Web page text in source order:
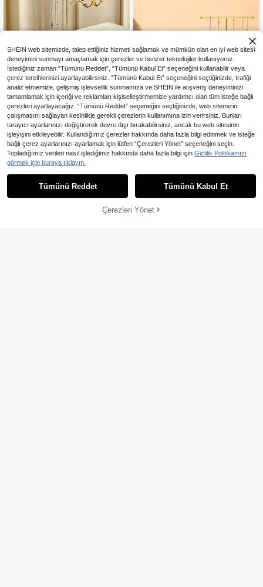
6,04TL tasarruf edin
1 Adet Minimalist Metal Takı Askısı,
Bilezik, Kolye, Saat ve Diğer Akses
uarları Sergilemek İçin Mükemmel.
Kadınlar ve Kızlar İçin Şık Bir Dekor
asyon Parçası ve Düşünceli Bir Hed
470 -1%
Minimalist Metal T-Şekilli Takı Stan
dı, Bilezik, Kolye, Yüzük, Saat ve Di
undur. Kolye Sergileme Standı/Takı
Sergileme Kutusu, Kadınlar ve Kızla
yonu, Düğün Kutlamaları, Nedime H
ediyeleri, Sevgililer Günü Hediyeleri
70,24TL
SEPETE EKLE
SHEIN web sitemizde, talep ettiğiniz hizmeti sağlamak ve mümkün olan en iyi web sitesi
deneyimini sunmayı amaçlamak için çerezler ve benzer teknolojiler kullanıyoruz.
İstediğiniz zaman “Tümünü Reddet”, “Tümünü Kabul Et” seçeneğini kullanabilir veya
çerez tercihlerinizi ayarlayabilirsiniz. “Tümünü Kabul Et” seçeneğini seçtiğinizde, trafiği
analiz etmemize, gelişmiş işlevsellik sunmamıza ve SHEIN ile alışveriş deneyiminizi
tamamlamak için içeriği ve reklamları kişiselleştirmemize yardımcı olan tüm isteğe bağlı
çerezleri ayarlayacağız. “Tümünü Reddet” seçeneğini seçtiğinizde, web sitemizin
çalışmasını sağlayan kesinlikle gerekli çerezlerin kullanımına izin verirsiniz. Bunları
tarayıcı ayarlarınızı değiştirerek devre dışı bırakabilirsiniz, ancak bu web sitesinin
işleyişini etkileyebilir. Kullandığımız çerezler hakkında daha fazla bilgi edinmek ve isteğe
bağlı çerez ayarlarınızı ayarlamak için lütfen “Çerezleri Yönet” seçeneğini seçin.
Topladığımız verileri nasıl işlediğimiz hakkında daha fazla bilgi için Gizlilik Politikamızı
görmek için buraya tıklayın.
Tümünü Reddet Tümünü Kabul Et
Çerezleri Yönet